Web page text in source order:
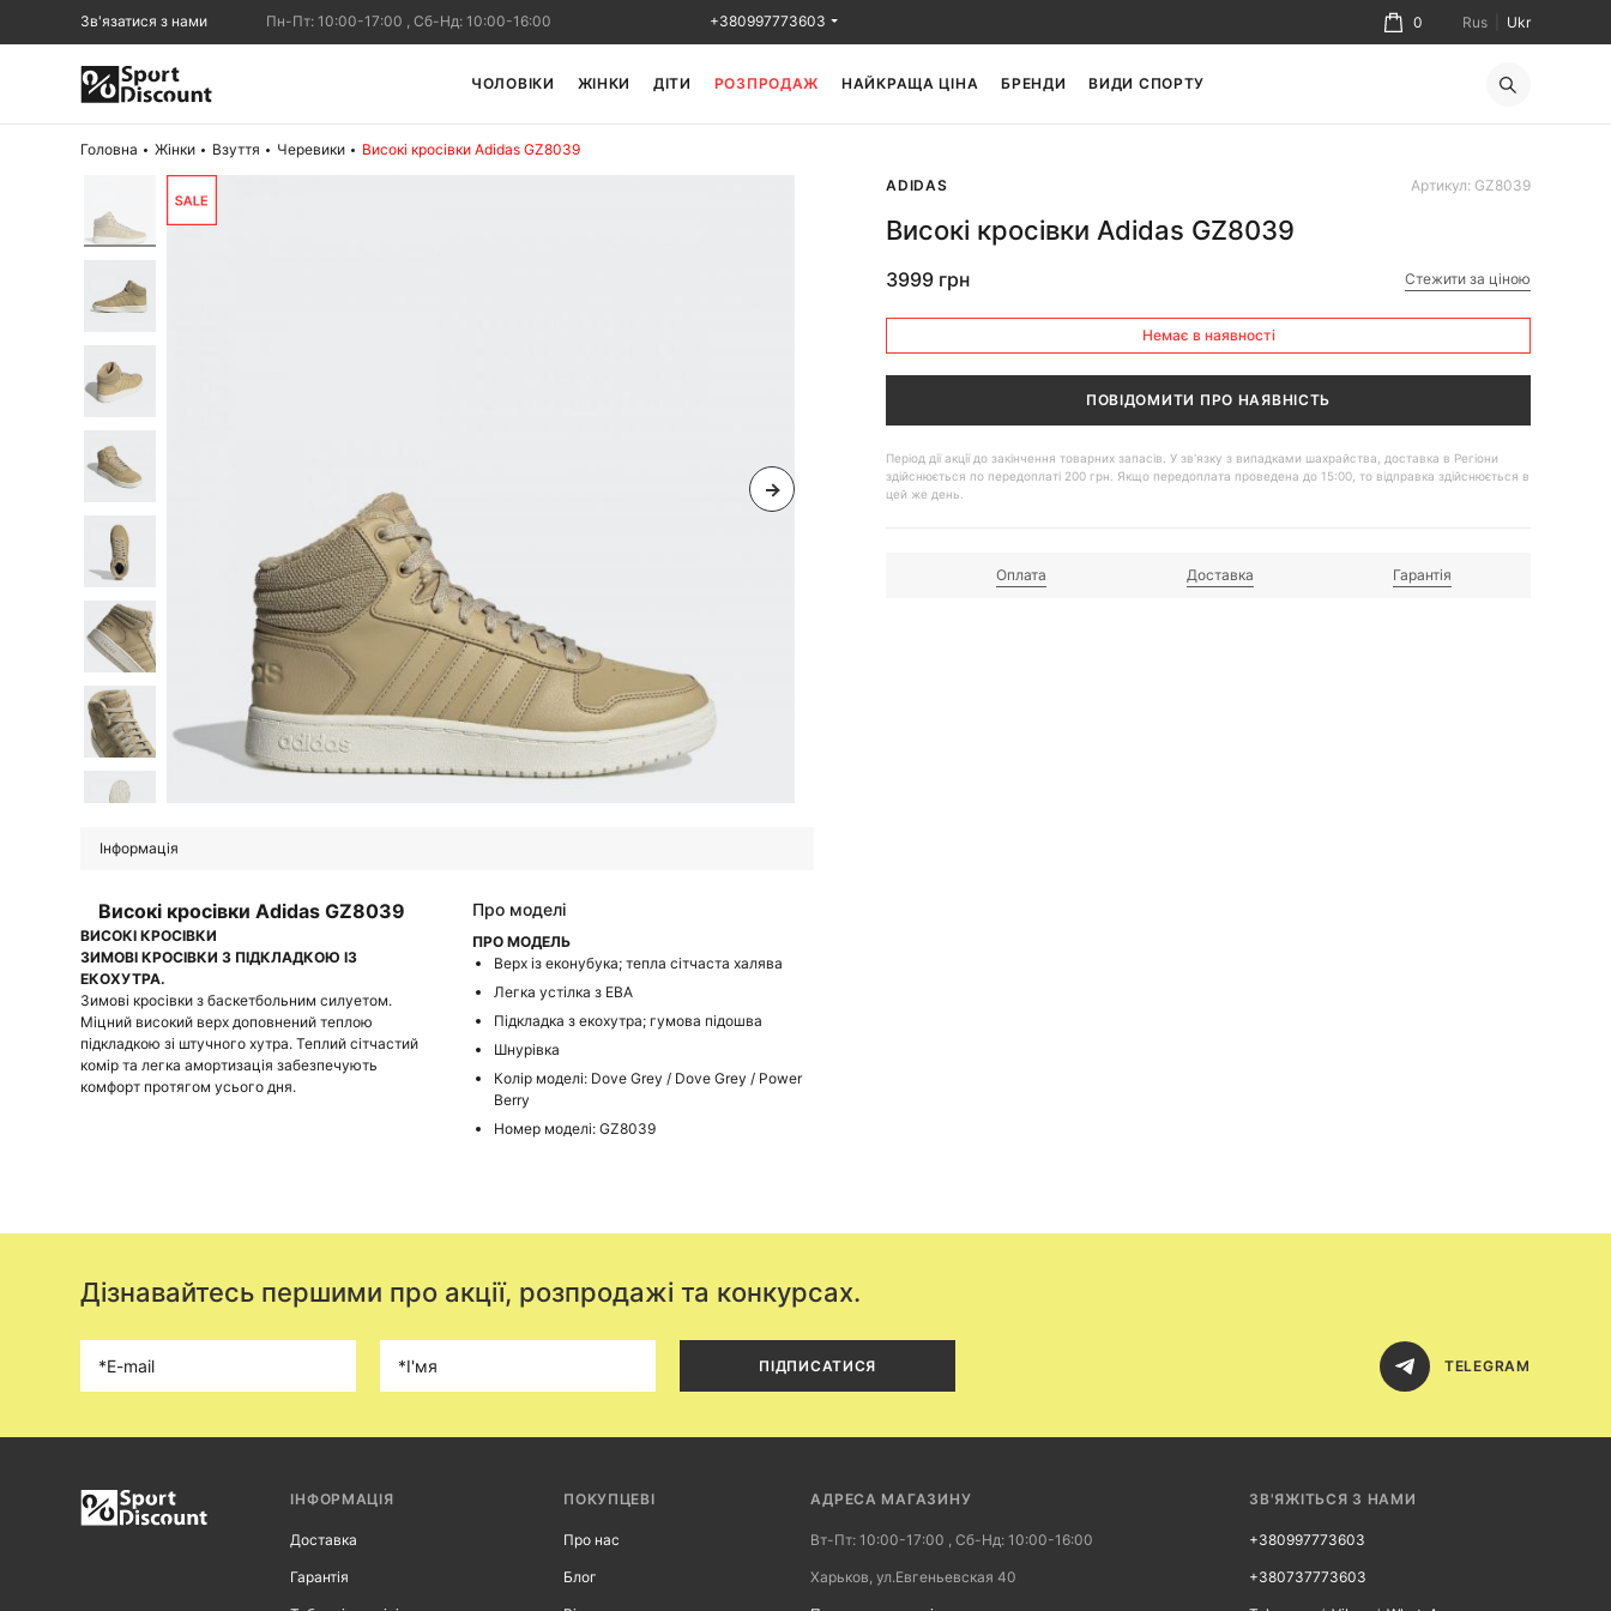
ЧОЛОВІКИ ЖІНКИ ДІТИ РОЗПРОДАЖ НАЙКРАЩА ЦІНА БРЕНДИ ВИДИ СПОРТУ
+380997773603
Зв'язатися з нами Пн-Пт: 10:00-17:00 , Сб-Нд: 10:00-16:00 0 Rus Ukr
Головна Жінки Взуття Черевики
Високі кросівки Adidas GZ8039
ADIDAS
Артикул: GZ8039
Високі кросівки Adidas GZ8039
3999 грн Стежити за ціною
Немає в наявності
ПОВІДОМИТИ ПРО НАЯВНІСТЬ
Період дії акції до закінчення товарних запасів. У зв'язку з випадками шахрайства, доставка в Регіони
здійснюється по передоплаті 200 грн. Якщо передоплата проведена до 15:00, то відправка здійснюється в
цей же день.
Оплата Доставка Гарантія
Інформація
Високі кросівки Adidas GZ8039
ВИСОКІ КРОСІВКИ
ЗИМОВІ КРОСІВКИ З ПІДКЛАДКОЮ ІЗ
ЕКОХУТРА.
Зимові кросівки з баскетбольним силуетом.
Міцний високий верх доповнений теплою
підкладкою зі штучного хутра. Теплий сітчастий
комір та легка амортизація забезпечують
комфорт протягом усього дня.
Про моделі
ПРО МОДЕЛЬ
Верх із еконубука; тепла сітчаста халява
Легка устілка з ЕВА
Підкладка з екохутра; гумова підошва
Шнурівка
Колір моделі: Dove Grey / Dove Grey / Power
Berry
Номер моделі: GZ8039
Дізнавайтесь першими про акції, розпродажі та конкурсах.
ПІДПИСАТИСЯ TELEGRAM
ІНФОРМАЦІЯ
Доставка
Гарантія
ПОКУПЦЕВІ
Про нас
Блог
АДРЕСА МАГАЗИНУ
Вт-Пт: 10:00-17:00 , Сб-Нд: 10:00-16:00
Харьков, ул.Евгеньевская 40
ЗВ'ЯЖІТЬСЯ З НАМИ
+380997773603
+380737773603